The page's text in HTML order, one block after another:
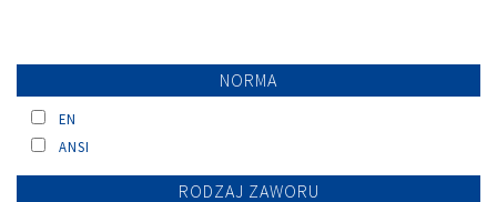
NORMA
EN
ANSI
RODZAJ ZAWORU